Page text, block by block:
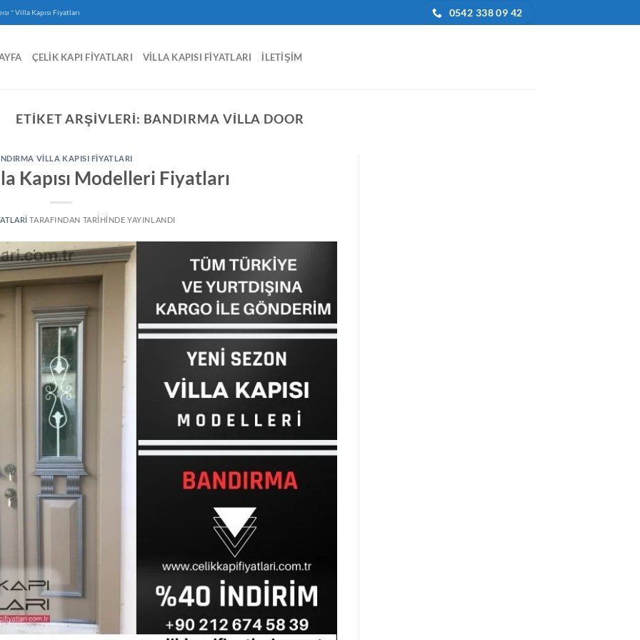
-Villa Kapısı Fiyatları 0542 338 09 42
ÇELIK KAPI FIYATLARI VILLA KAPISI FIYATLARI İLETIŞIM
ETIKET ARŞIVLERI: BANDIRMA VILLA DOOR
VILLA KAPISI FIYATLARI
Kapısı Modelleri Fiyatları
TARAFINDAN TARIHINDE YAYINLANDI